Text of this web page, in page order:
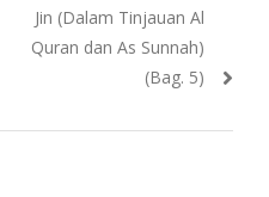
post:
Jin (Dalam Tinjauan Al
Quran dan As Sunnah)
(Bag. 5)